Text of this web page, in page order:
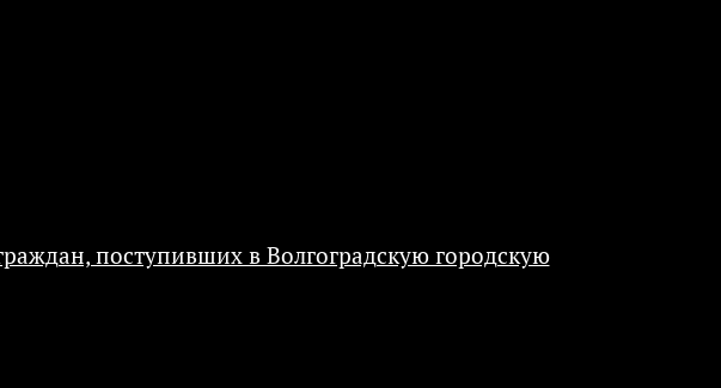
поступивших в Волгоградскую городскую